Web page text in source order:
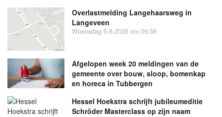
Overlastmelding Langehaarsweg in
Langeveen
Woensdag 5-8-2026 om 09:58
Afgelopen week 20 meldingen van de
gemeente over bouw, sloop, bomenkap
en horeca in Tubbergen
Hessel Hoekstra schrijft jubileumeditie
Schröder Masterclass op zijn naam